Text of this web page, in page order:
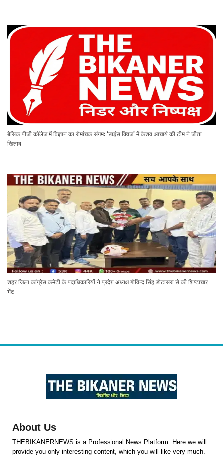
बेसिक पीजी कॉलेज में विज्ञान का रोमांचक संगम: ‘साइंस क्विज’ में केशव आचार्य की टीम ने जीता
खिताब
शहर जिला कांग्रेस कमेटी के पदाधिकारियों ने प्रदेश अध्यक्ष गोविन्द सिंह डोटासरा से की शिष्टाचार
भेंट
About Us
THEBIKANERNEWS is a Professional News Platform. Here we will
provide you only interesting content, which you will like very much.